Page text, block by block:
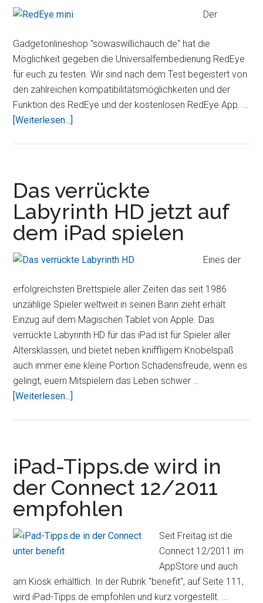
Der
Gadgetonlineshop "sowaswillichauch.de" hat die
Möglichkeit gegeben die Universalfernbedienung RedEye
für euch zu testen. Wir sind nach dem Test begeistert von
den zahlreichen kompatibilitätsmöglichkeiten und der
Funktion des RedEye und der kostenlosen RedEye App. …
[Weiterlesen...]
iPhone
und
iPod
Touch
zur
Universalfernbedienung
Das verrückte
Labyrinth HD jetzt auf
dem iPad spielen
Eines der
erfolgreichsten Brettspiele aller Zeiten das seit 1986
unzählige Spieler weltweit in seinen Bann zieht erhält
Einzug auf dem Magischen Tablet von Apple. Das
verrückte Labyrinth HD für das iPad ist für Spieler aller
Altersklassen, und bietet neben kniffligem Knobelspaß
auch immer eine kleine Portion Schadensfreude, wenn es
gelingt, euern Mitspielern das Leben schwer …
[Weiterlesen...]
jetzt
auf
dem
iPad
spielen
iPad-Tipps.de wird in
der Connect 12/2011
empfohlen
Seit Freitag ist die
Connect 12/2011 im
AppStore und auch
am Kiosk erhältlich. In der Rubrik "benefit", auf Seite 111,
wird iPad-Tipps.de empfohlen und kurz vorgestellt. …